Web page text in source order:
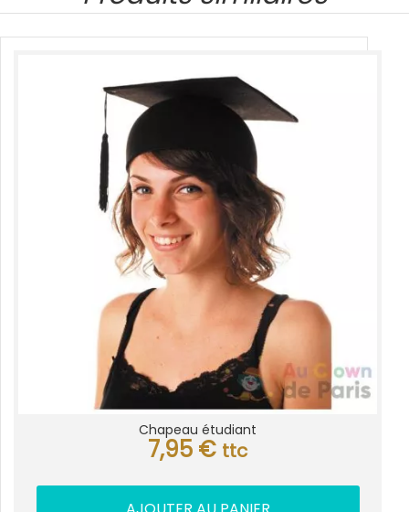
Chapeau étudiant
7,95 € ttc